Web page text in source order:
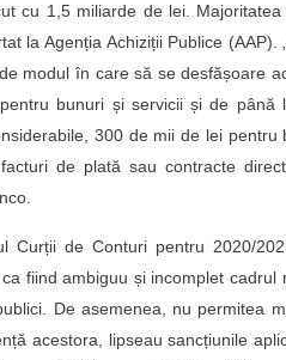
cu 1,5 miliarde de lei.
la Agenția Achiziții Publice
modul în care să se desfășoare
bunuri și servicii și de
300 de mii de lei
de plată sau contracte
Curții de Conturi pentru 2020/
fiind ambiguu și incomplet cadrul
De asemenea, nu permitea
acestora, lipseau sancțiunile